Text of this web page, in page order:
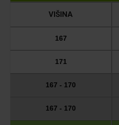
VIŠINA
167
171
167 - 170
167 - 170